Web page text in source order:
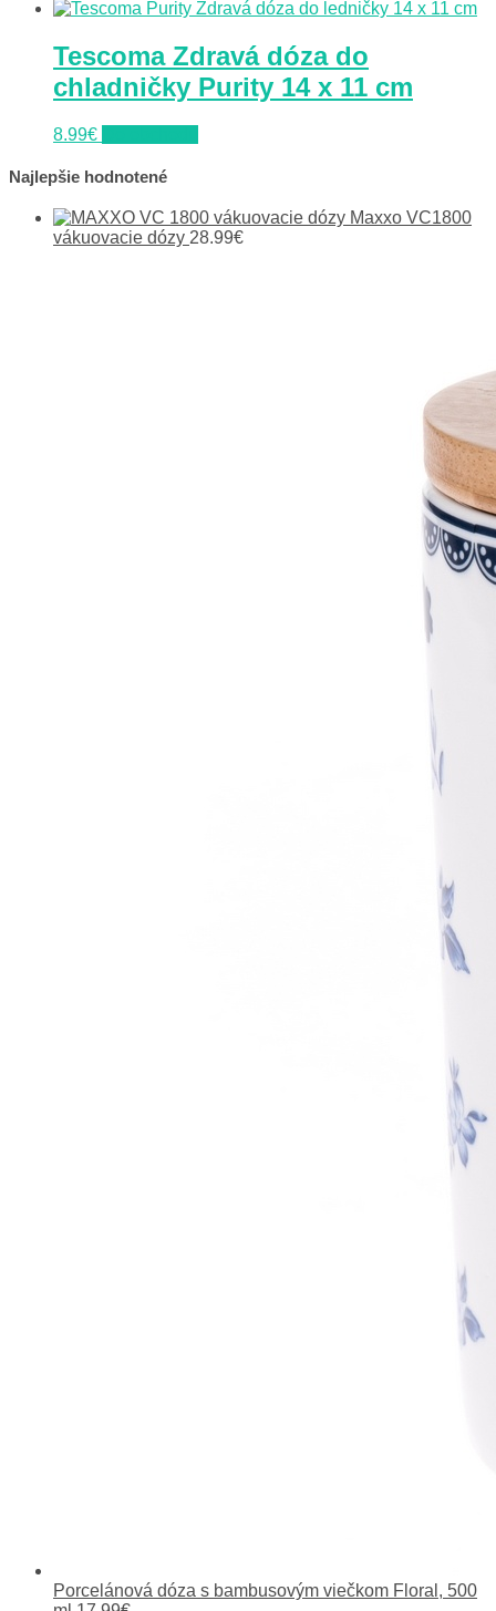
Tescoma Zdravá dóza do
chladničky Purity 14 x 11 cm
8.99€
Najlepšie hodnotené
Maxxo VC1800
vákuovacie dózy 28.99€
Porcelánová dóza s bambusovým viečkom Floral, 500